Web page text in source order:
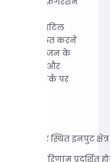
की। हमने जटिल
को स्वचालित करने
अंतर्निहित इंजन के
स्पेसिंग और
तर्क पर
के शीर्ष पर स्थित इनपुट
करें और परिणाम प्रदर्शित